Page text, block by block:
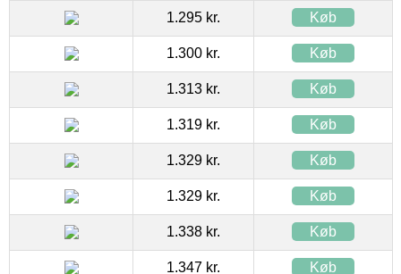
1.295 kr. Køb
1.300 kr. Køb
1.313 kr. Køb
1.319 kr. Køb
1.329 kr. Køb
1.329 kr. Køb
1.338 kr. Køb
1.347 kr. Køb